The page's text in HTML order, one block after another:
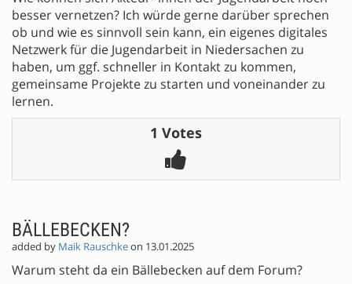
besser vernetzen? Ich würde gerne darüber sprechen
ob und wie es sinnvoll sein kann, ein eigenes digitales
Netzwerk für die Jugendarbeit in Niedersachen zu
haben, um ggf. schneller in Kontakt zu kommen,
gemeinsame Projekte zu starten und voneinander zu
lernen.
1 Votes
BÄLLEBECKEN?
added by Maik Rauschkeon 13.01.2025
Warum steht da ein Bällebecken auf dem Forum?